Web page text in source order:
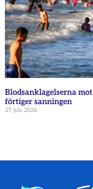
Blodsanklagelserna
förtiger sanningen
27 juli 2026